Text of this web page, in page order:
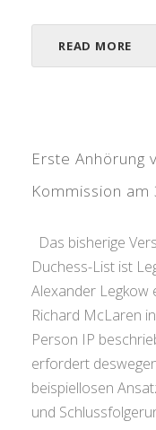
READ MORE
Erste Anhörung
Kommission
Das bisherige
Duchess-List ist
Alexander Legkow
Richard McLaren
Person IP
erfordert
beispiellosen
und